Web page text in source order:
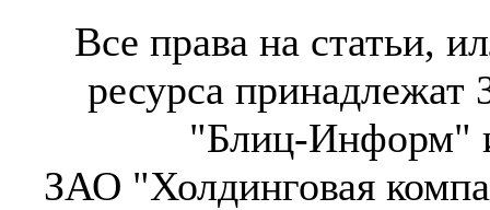
Все права на статьи,
ресурса
"Блиц-Информ"
ЗАО "Холдинговая